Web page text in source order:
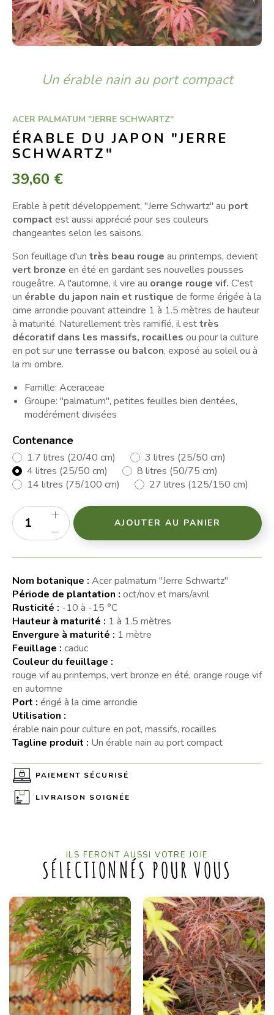
Un érable nain au port compact
ACER PALMATUM "JERRE SCHWARTZ"
ÉRABLE DU JAPON "JERRE
SCHWARTZ"
39,60 €
Erable à petit développement, "Jerre Schwartz" au port
compact est aussi apprécié pour ses couleurs
changeantes selon les saisons.
Son feuillage d'un très beau rouge au printemps, devient
vert bronze en été en gardant ses nouvelles pousses
rougeâtre. A l'automne, il vire au orange rouge vif. C'est
un érable du japon nain et rustique de forme érigée à la
cime arrondie pouvant atteindre 1 à 1.5 mètres de hauteur
à maturité. Naturellement très ramifié, il esttrès
décoratif dans les massifs, rocailles ou pour la culture
en pot sur une terrasse ou balcon, exposé au soleil ou à
la mi ombre.
Famille: Aceraceae
Groupe: "palmatum", petites feuilles bien dentées,
modérément divisées
Contenance
1.7 litres (20/40 cm)
3 litres (25/50 cm)
4 litres (25/50 cm)
8 litres (50/75 cm)
14 litres (75/100 cm)
27 litres (125/150 cm)
AJOUTER AU PANIER
Nom botanique : Acer palmatum "Jerre Schwartz"
Période de plantation : oct/nov et mars/avril
Rusticité : -10 à -15 °C
Hauteur à maturité : 1 à 1.5 mètres
Envergure à maturité : 1 mètre
Feuillage : caduc
Couleur du feuillage :
rouge vif au printemps, vert bronze en été, orange rouge vif
en automne
Port : érigé à la cime arrondie
Utilisation :
érable nain pour culture en pot, massifs, rocailles
Tagline produit : Un érable nain au port compact
PAIEMENT SÉCURISÉ
LIVRAISON SOIGNÉE
ILS FERONT AUSSI VOTRE JOIE
SÉLECTIONNÉS POUR VOUS